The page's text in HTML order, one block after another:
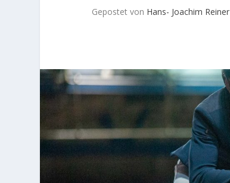
Gepostet von Hans- Joachim Reiner